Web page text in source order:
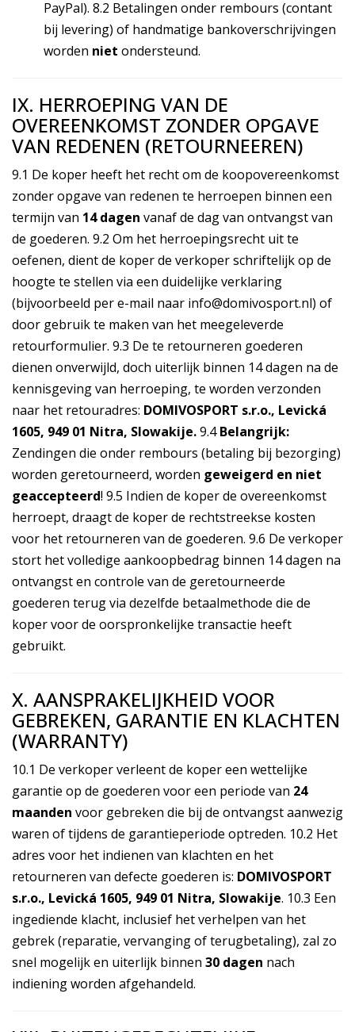
PayPal). 8.2 Betalingen onder rembours (contant
bij levering) of handmatige bankoverschrijvingen
worden niet ondersteund.
IX. HERROEPING VAN DE
OVEREENKOMST ZONDER OPGAVE
VAN REDENEN (RETOURNEEREN)
9.1 De koper heeft het recht om de koopovereenkomst
zonder opgave van redenen te herroepen binnen een
termijn van 14 dagen vanaf de dag van ontvangst van
de goederen. 9.2 Om het herroepingsrecht uit te
oefenen, dient de koper de verkoper schriftelijk op de
hoogte te stellen via een duidelijke verklaring
(bijvoorbeeld per e-mail naar info@domivosport.nl) of
door gebruik te maken van het meegeleverde
retourformulier. 9.3 De te retourneren goederen
dienen onverwijld, doch uiterlijk binnen 14 dagen na de
kennisgeving van herroeping, te worden verzonden
naar het retouradres: DOMIVOSPORT s.r.o., Levická
1605, 949 01 Nitra, Slowakije.9.4Belangrijk:
Zendingen die onder rembours (betaling bij bezorging)
worden geretourneerd, worden geweigerd en niet
geaccepteerd! 9.5 Indien de koper de overeenkomst
herroept, draagt de koper de rechtstreekse kosten
voor het retourneren van de goederen. 9.6 De verkoper
stort het volledige aankoopbedrag binnen 14 dagen na
ontvangst en controle van de geretourneerde
goederen terug via dezelfde betaalmethode die de
koper voor de oorspronkelijke transactie heeft
gebruikt.
X. AANSPRAKELIJKHEID VOOR
GEBREKEN, GARANTIE EN KLACHTEN
(WARRANTY)
10.1 De verkoper verleent de koper een wettelijke
garantie op de goederen voor een periode van 24
maanden voor gebreken die bij de ontvangst aanwezig
waren of tijdens de garantieperiode optreden. 10.2 Het
adres voor het indienen van klachten en het
retourneren van defecte goederen is: DOMIVOSPORT
s.r.o., Levická 1605, 949 01 Nitra, Slowakije. 10.3 Een
ingediende klacht, inclusief het verhelpen van het
gebrek (reparatie, vervanging of terugbetaling), zal zo
snel mogelijk en uiterlijk binnen 30 dagen nach
indiening worden afgehandeld.